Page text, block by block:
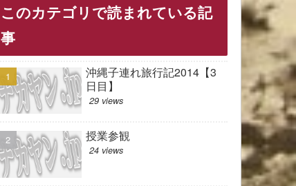
このカテゴリで読まれている記
事
沖縄子連れ旅行記2014【3
日目】
29 views
授業参観
24 views